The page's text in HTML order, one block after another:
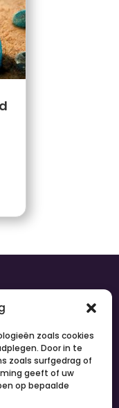
zoals cookies
Door in te
zoals surfgedrag of
geeft of uw
op bepaalde